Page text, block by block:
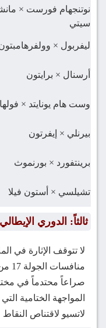
نوتنجهام فورست ×
سيتي
ليفربول ×
أرسنال × برايتون
وست هام يونايتد ×
بيرنلي × إيفرتون
برينتفورد × بورنموث
تشيلسي × أستون فيلا
ثالثاً: الدوري الإيطالي
لا تتوقف الإثارة في
صراعاً محتدماً في
المواجهة الختامية
لاتسيو لاقتناص